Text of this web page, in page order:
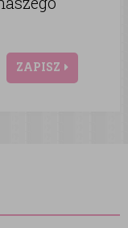
ZAPISZ